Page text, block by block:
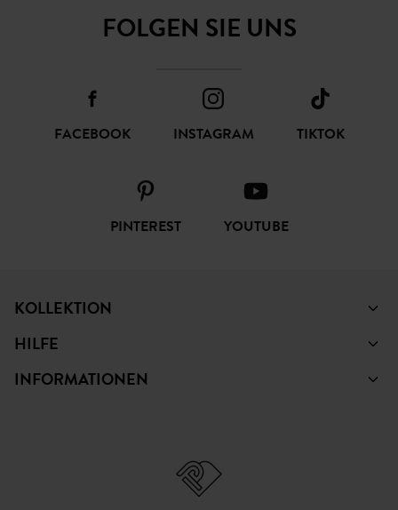
FOLGEN SIE UNS
FACEBOOK INSTAGRAM TIKTOK
PINTEREST YOUTUBE
KOLLEKTION
HILFE
INFORMATIONEN